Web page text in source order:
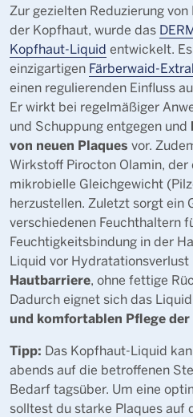
Zur gezielten Reduzierung
der Kopfhaut, wurde das
Kopfhaut-Liquid entwickelt.
einzigartigen Färberwaid-
einen regulierenden Einfluss
Er wirkt bei regelmäßiger
und Schuppung entgegen und
von neuen Plaques vor.
Wirkstoff Pirocton Olamin,
mikrobielle Gleichgewicht
herzustellen. Zuletzt sorgt ein
verschiedenen Feuchthaltern
Feuchtigkeitsbindung in der
Liquid vor Hydratationsverlust
Hautbarriere, ohne fettige
Dadurch eignet sich das
und komfortablen Pflege
Tipp: Das Kopfhaut-Liquid
abends auf die betroffenen
Bedarf tagsüber. Um eine
solltest du starke Plaques auf